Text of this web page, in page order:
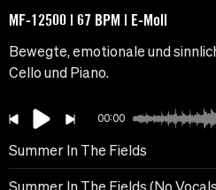
MF-12500 | 67 BPM | E-Moll
Bewegte, emotionale und
Cello und Piano.
00:00
Summer In The Fields
Summer In The Fields (No